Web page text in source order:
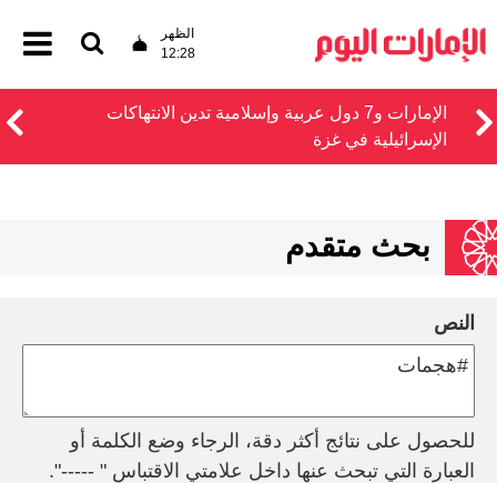
الظهر
12:28
الإمارات و7 دول عربية وإسلامية تدين الانتهاكات
الإسرائيلية في غزة
بحث متقدم
النص
للحصول على نتائج أكثر دقة، الرجاء وضع الكلمة أو
العبارة التي تبحث عنها داخل علامتي الاقتباس " -----".